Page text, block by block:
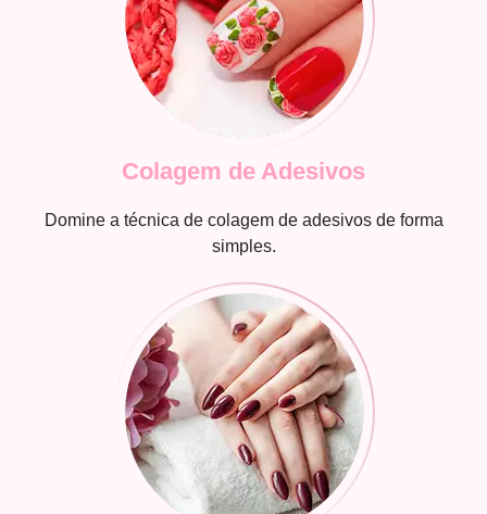
Colagem de Adesivos
Domine a técnica de colagem de adesivos de forma
simples.